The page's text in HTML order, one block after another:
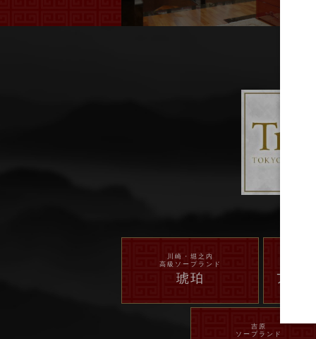
川崎・堀之内
高級ソープランド
琥珀 アラ
吉原
ソープランド